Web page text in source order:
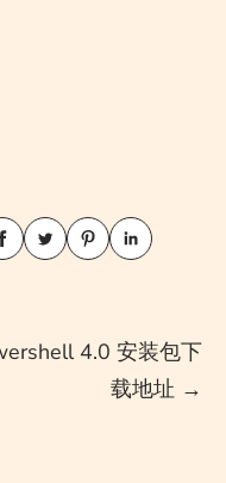
4.0 安装包下
载地址 →